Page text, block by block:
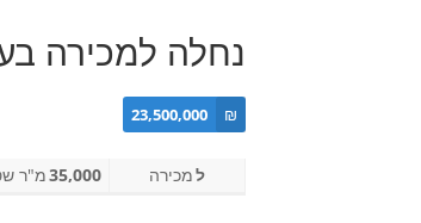
נחלה למכירה
₪
23,500,000
למכירה 35,000מ"ר